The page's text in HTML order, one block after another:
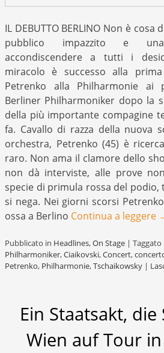
IL DEBUTTO BERLINO Non è
pubblico impazzito e
accondiscendere a tutti i
miracolo è successo alla
Petrenko alla Philharmonie
Berliner Philharmoniker dopo la
della più importante compagine
fa. Cavallo di razza della nuova
orchestra, Petrenko (45) è
raro. Non ama il clamore dello
non dà interviste, alle prove
specie di primula rossa del
si nega. Nei giorni scorsi
ossa a Berlino Continua a leggere
Pubblicato in Headlines,On Stage | Taggato
Philharmoniker,Ciaikovski,Concert,
Petrenko, Philharmonie,Tschaikowsky |
Ein Staatsakt,
Wien auf Tour